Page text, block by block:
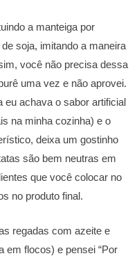
a manteiga por
soja, imitando a maneira
você não precisa dessa
uma vez e não aprovei.
eu achava o sabor artificial
na minha cozinha) e o
deixa um gostinho
são bem neutras em
que você colocar no
no produto final.
regadas com azeite e
em flocos) e pensei “Por